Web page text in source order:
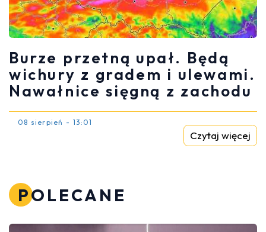
Burze przetną upał. Będą
wichury z gradem i ulewami.
Nawałnice sięgną z zachodu
08 sierpień - 13:01
Czytaj więcej
POLECANE